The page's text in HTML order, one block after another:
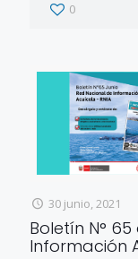
0
30 junio, 2021
Boletín N°
Información